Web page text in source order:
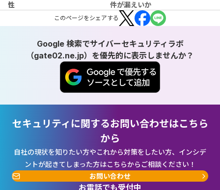
性
件が漏えいか
このページをシェアする
Google 検索でサイバーセキュリティラボ
（gate02.ne.jp）を優先的に表示しませんか？
セキュリティに関するお問い合わせはこちら
から
自社の現状を知りたい方やこれから対策をしたい方、インシデ
ントが起きてしまった方はこちらからご相談ください！
お問い合わせ
お電話でも受付中